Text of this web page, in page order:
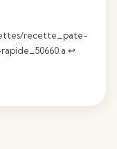
recette_pate-
↩